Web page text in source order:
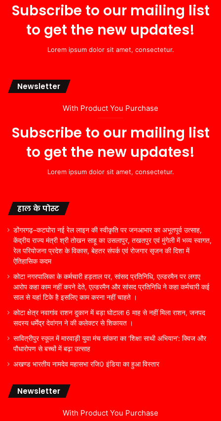
Subscribe to our mailing list
to get the new updates!
Lorem ipsum dolor sit amet, consectetur.
Newsletter
With Product You Purchase
Subscribe to our mailing list
to get the new updates!
Lorem ipsum dolor sit amet, consectetur.
हाल के पोस्ट
डोंगरगढ़–कटघोरा नई रेल लाइन की स्वीकृति पर जनआभार का अभूतपूर्व उत्साह,
केंद्रीय राज्य मंत्री श्री तोखन साहू का उसलापुर, तखतपुर एवं मुंगेली में भव्य स्वागत,
रेल परियोजना प्रदेश के विकास, बेहतर संपर्क एवं रोजगार सृजन की दिशा में
ऐतिहासिक कदम
कोटा नगरपालिका के कर्मचारी हड़ताल पर, सांसद प्रतिनिधि, एल्डरमैन पर लगाए
आरोप कहा काम नहीं करने देते, एल्डरमैन और सांसद प्रतिनिधि ने कहा कर्मचारी कई
साल से यहां टिके है इसलिए काम करना नहीं चाहते ।
कोटा क्षेत्र नवागांव राशन दुकान में बड़ा घोटाला 6 माह से नहीं मिला राशन, जनपद
सदस्य धर्मेंद्र देवांगन ने की कलेक्टर से शिकायत ।
सावित्रीपुर स्कूल में मारवाड़ी युवा मंच सांकरा का ‘शिक्षा साथी अभियान’: क्विज और
पौधारोपण से बच्चों में बढ़ा उत्साह
अखण्ड भारतीय नामदेव महासभा रजि0 इंडिया का हुआ विस्तार
Newsletter
With Product You Purchase